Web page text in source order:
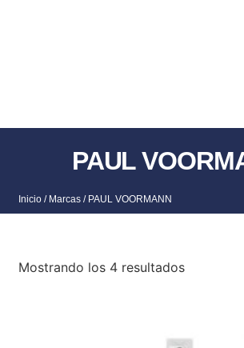
PAUL
Inicio / Marcas / PAUL VOORMANN
Mostrando los 4 resultados